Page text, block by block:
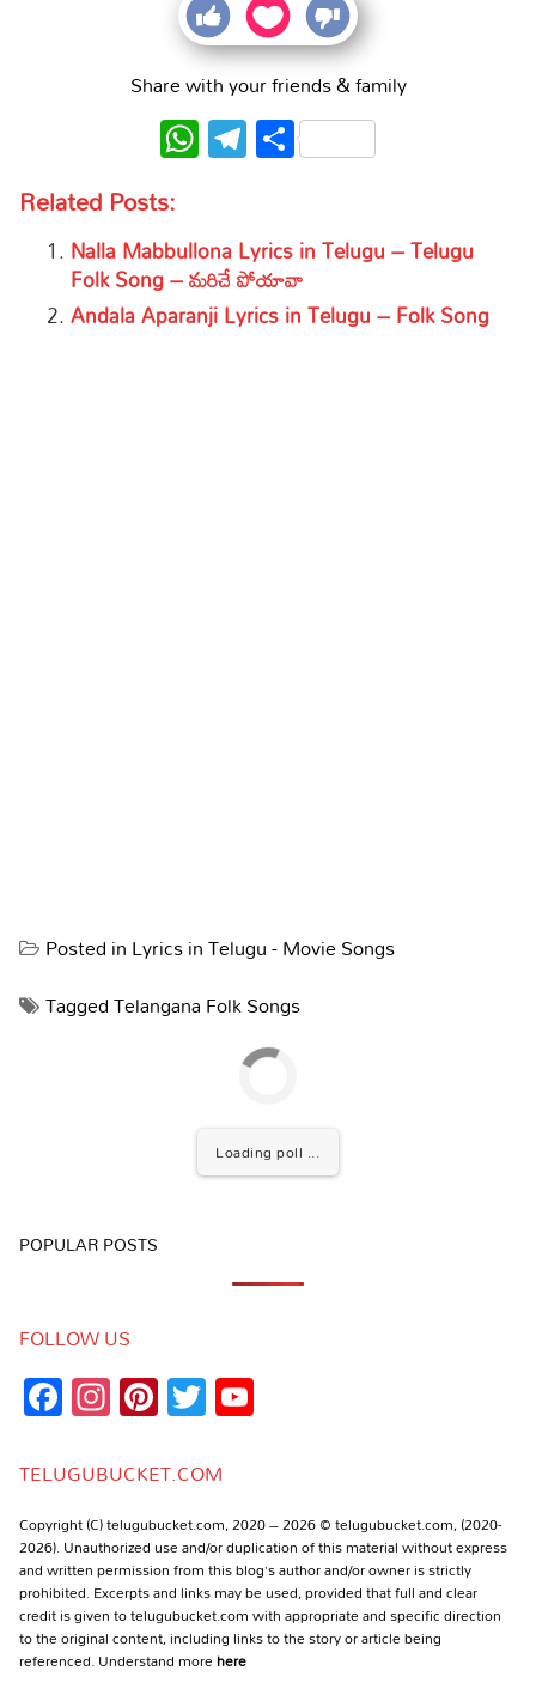
Share with your friends & family
WhatsApp
Telegram
Share
Related Posts:
Nalla Mabbullona Lyrics in Telugu – Telugu
Folk Song – మరిచే పోయావా
Andala Aparanji Lyrics in Telugu – Folk Song
Posted inLyrics in Telugu - Movie Songs
TaggedTelangana Folk Songs
Loading poll ...
POPULAR POSTS
FOLLOW US
Facebook
Instagram
Pinterest
Twitter
TELUGUBUCKET.COM
Copyright (C) telugubucket.com, 2020 – 2026 © telugubucket.com, (2020-
2026). Unauthorized use and/or duplication of this material without express
and written permission from this blog’s author and/or owner is strictly
prohibited. Excerpts and links may be used, provided that full and clear
credit is given to telugubucket.com with appropriate and specific direction
to the original content, including links to the story or article being
referenced. Understand morehere